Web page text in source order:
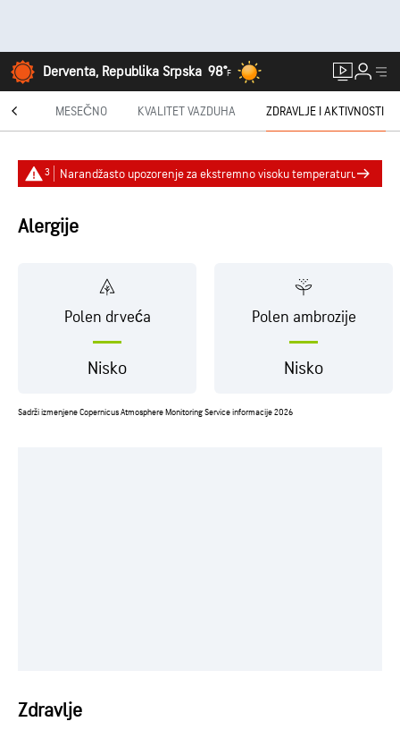
Derventa, Republika Srpska 98°F
MESEČNO KVALITET VAZDUHA ZDRAVLJE I AKTIVNOSTI
3 Narandžasto upozorenje za ekstremno visoku temperaturu
Alergije
Polen drveća
Nisko
Polen ambrozije
Nisko
Sadrži izmenjene Copernicus Atmosphere Monitoring Service informacije 2026
Zdravlje